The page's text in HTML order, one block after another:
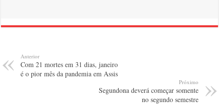
Anterior
Com 21 mortes em 31 dias, janeiro
é o pior mês da pandemia em Assis
Próximo
Segundona deverá começar somente
no segundo semestre